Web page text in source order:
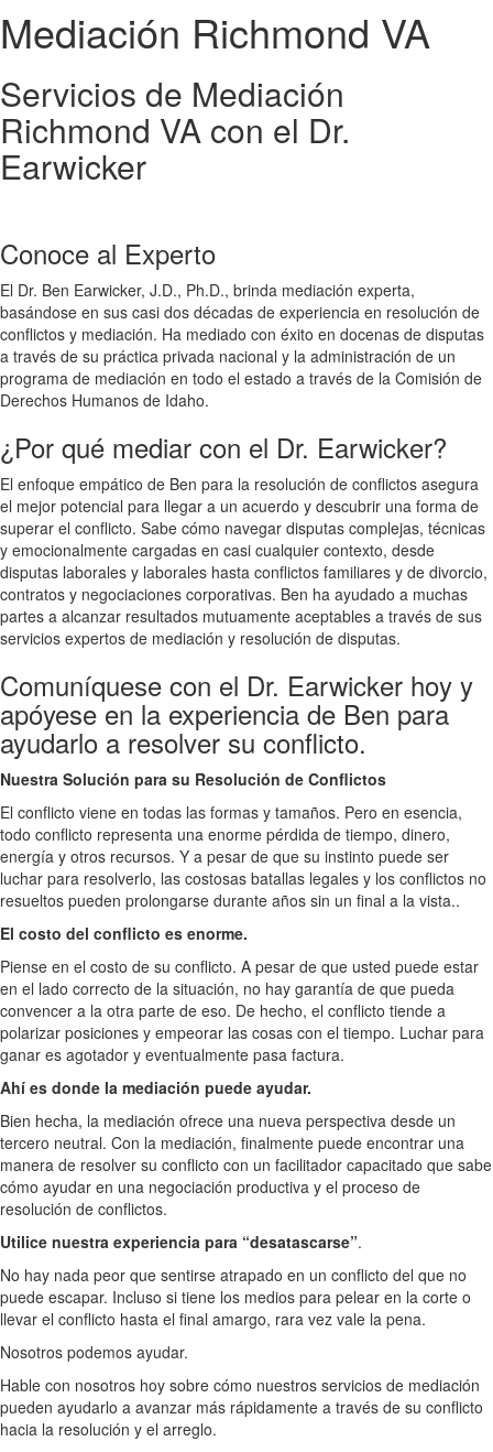
Mediación Richmond VA
Servicios de Mediación
Richmond VA con el Dr.
Earwicker
Conoce al Experto
El Dr. Ben Earwicker, J.D., Ph.D., brinda mediación experta,
basándose en sus casi dos décadas de experiencia en resolución de
conflictos y mediación. Ha mediado con éxito en docenas de disputas
a través de su práctica privada nacional y la administración de un
programa de mediación en todo el estado a través de la Comisión de
Derechos Humanos de Idaho.
¿Por qué mediar con el Dr. Earwicker?
El enfoque empático de Ben para la resolución de conflictos asegura
el mejor potencial para llegar a un acuerdo y descubrir una forma de
superar el conflicto. Sabe cómo navegar disputas complejas, técnicas
y emocionalmente cargadas en casi cualquier contexto, desde
disputas laborales y laborales hasta conflictos familiares y de divorcio,
contratos y negociaciones corporativas. Ben ha ayudado a muchas
partes a alcanzar resultados mutuamente aceptables a través de sus
servicios expertos de mediación y resolución de disputas.
Comuníquese con el Dr. Earwicker hoy y
apóyese en la experiencia de Ben para
ayudarlo a resolver su conflicto.
Nuestra Solución para su Resolución de Conflictos
El conflicto viene en todas las formas y tamaños. Pero en esencia,
todo conflicto representa una enorme pérdida de tiempo, dinero,
energía y otros recursos. Y a pesar de que su instinto puede ser
luchar para resolverlo, las costosas batallas legales y los conflictos no
resueltos pueden prolongarse durante años sin un final a la vista..
El costo del conflicto es enorme.
Piense en el costo de su conflicto. A pesar de que usted puede estar
en el lado correcto de la situación, no hay garantía de que pueda
convencer a la otra parte de eso. De hecho, el conflicto tiende a
polarizar posiciones y empeorar las cosas con el tiempo. Luchar para
ganar es agotador y eventualmente pasa factura.
Ahí es donde la mediación puede ayudar.
Bien hecha, la mediación ofrece una nueva perspectiva desde un
tercero neutral. Con la mediación, finalmente puede encontrar una
manera de resolver su conflicto con un facilitador capacitado que sabe
cómo ayudar en una negociación productiva y el proceso de
resolución de conflictos.
Utilice nuestra experiencia para “desatascarse”.
No hay nada peor que sentirse atrapado en un conflicto del que no
puede escapar. Incluso si tiene los medios para pelear en la corte o
llevar el conflicto hasta el final amargo, rara vez vale la pena.
Nosotros podemos ayudar.
Hable con nosotros hoy sobre cómo nuestros servicios de mediación
pueden ayudarlo a avanzar más rápidamente a través de su conflicto
hacia la resolución y el arreglo.